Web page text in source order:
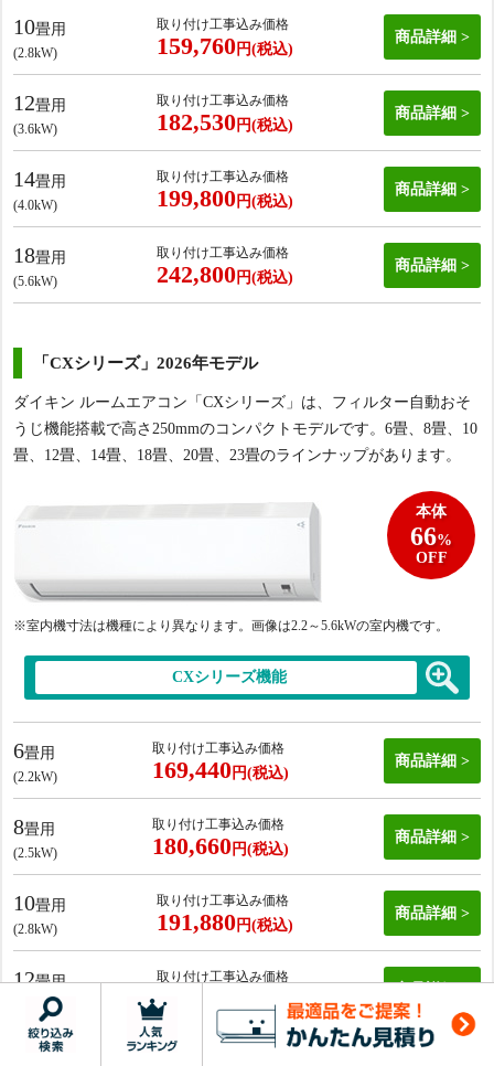
10畳用
(2.8kW)
取り付け工事込み価格
159,760 円(税込)
商品詳細
12畳用
(3.6kW)
取り付け工事込み価格
182,530 円(税込)
商品詳細
14畳用
(4.0kW)
取り付け工事込み価格
199,800 円(税込)
商品詳細
18畳用
(5.6kW)
取り付け工事込み価格
242,800 円(税込)
商品詳細
「CXシリーズ」2026年モデル
ダイキン ルームエアコン「CXシリーズ」は、フィルター自動おそ
うじ機能搭載で高さ250mmのコンパクトモデルです。6畳、8畳、10
畳、12畳、14畳、18畳、20畳、23畳のラインナップがあります。
※室内機寸法は機種により異なります。画像は2.2～5.6kWの室内機です。
本体
66%
OFF
CXシリーズ機能
6畳用
(2.2kW)
取り付け工事込み価格
169,440 円(税込)
商品詳細
8畳用
(2.5kW)
取り付け工事込み価格
180,660 円(税込)
商品詳細
10畳用
(2.8kW)
取り付け工事込み価格
191,880 円(税込)
商品詳細
12畳用
(3.6kW)
取り付け工事込み価格
206,840 円(税込)
畳用 取り付け工事込み価格